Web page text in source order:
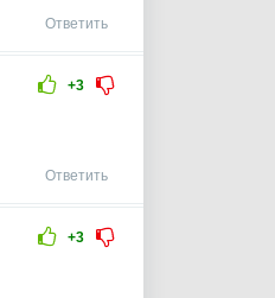
Ответить
+3
Ответить
+3